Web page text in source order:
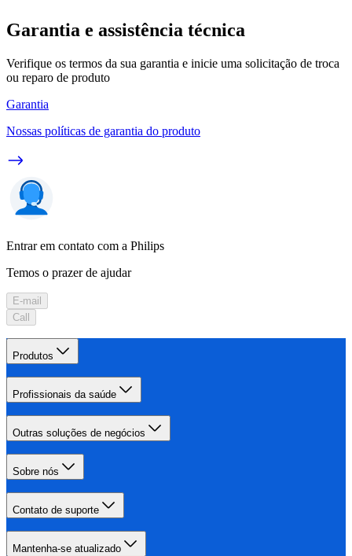
Garantia e assistência técnica
Verifique os termos da sua garantia e inicie uma solicitação de troca
ou reparo de produto
Garantia
Nossas políticas de garantia do produto
Entrar em contato com a Philips
Temos o prazer de ajudar
E-mail
Call
Produtos
Profissionais da saúde
Outras soluções de negócios
Sobre nós
Contato de suporte
Mantenha-se atualizado